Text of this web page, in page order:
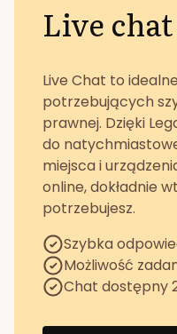
Live chat
Live Chat to
potrzebujących
prawnej. Dzięki
do
miejsca i
online, dokładnie
potrzebujesz.
Szybka
Możliwość
Chat dostępny